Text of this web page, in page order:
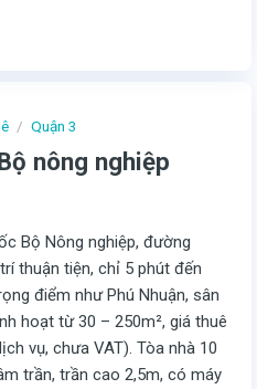
/ Quận 3
nông nghiệp
Bộ Nông nghiệp, đường
thuận tiện, chỉ 5 phút đến
điểm như Phú Nhuận, sân
hoạt từ 30 – 250m², giá thuê
vụ, chưa VAT). Tòa nhà 10
trần, trần cao 2,5m, có máy